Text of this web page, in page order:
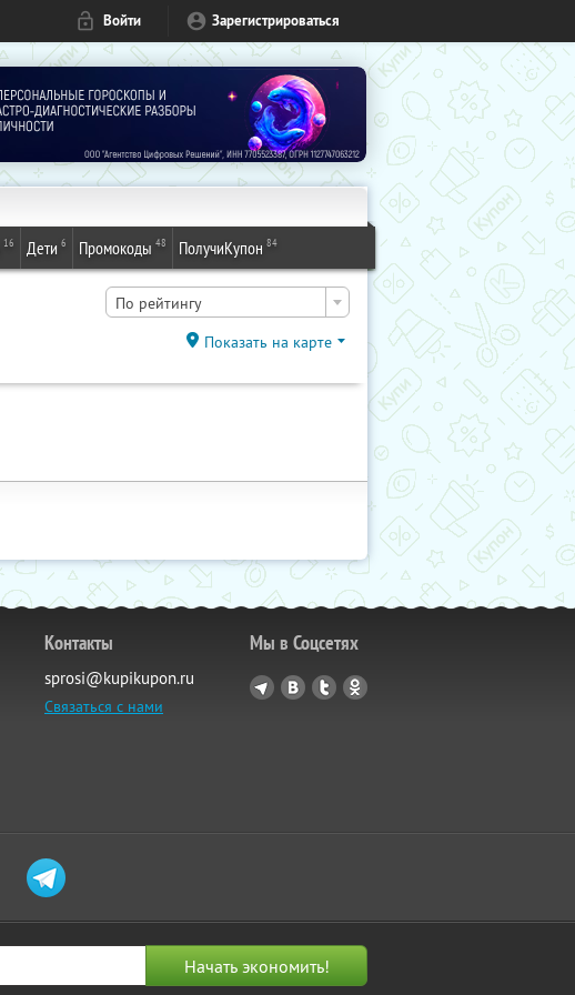
Войти Зарегистрироваться
16 Дети 6 Промокоды 48 ПолучиКупон 84
По рейтингу
Показать на карте
Контакты
sprosi@kupikupon.ru
Связаться с нами
Мы в Соцсетях